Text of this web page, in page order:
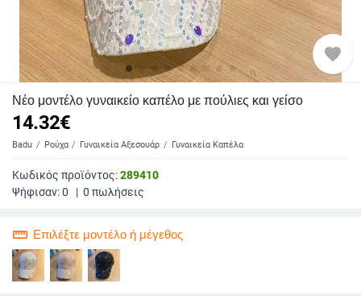
favorite
Νέο μοντέλο γυναικείο καπέλο με πούλιες και γείσο
14.32€
Badu Ρούχα Γυναικεία Αξεσουάρ Γυναικεία Καπέλα
Κωδικός προϊόντος:289410
Ψήφισαν:0 | 0 πωλήσεις
straighten Επιλέξτε μοντέλο ή μέγεθος